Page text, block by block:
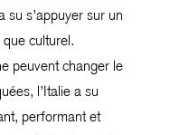
su s’appuyer sur un
culturel.
peuvent changer le
l’Italie a su
performant et